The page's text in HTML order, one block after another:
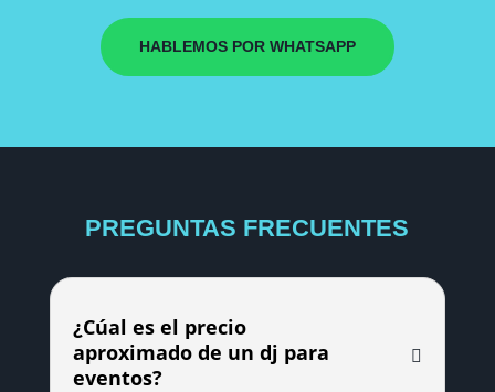
HABLEMOS POR WHATSAPP
PREGUNTAS FRECUENTES
¿Cúal es el precio
aproximado de un dj para
eventos?